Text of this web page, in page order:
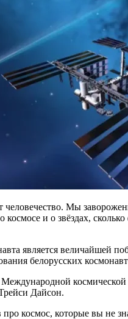
человечество. Мы
и о звёздах,
является величайшей
белорусских
Дайсон.
космос, которые вы не